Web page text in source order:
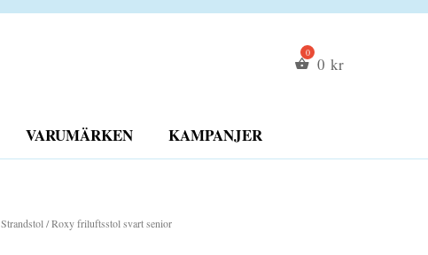
0kr
VARUMÄRKEN KAMPANJER
Strandstol / Roxy friluftsstol svart senior